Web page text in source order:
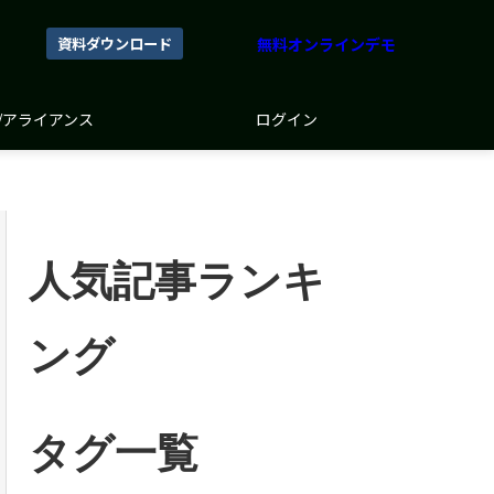
資料ダウンロード 無料オンラインデモ
ライアンス ログイン
人気記事ランキ
ング
タグ一覧